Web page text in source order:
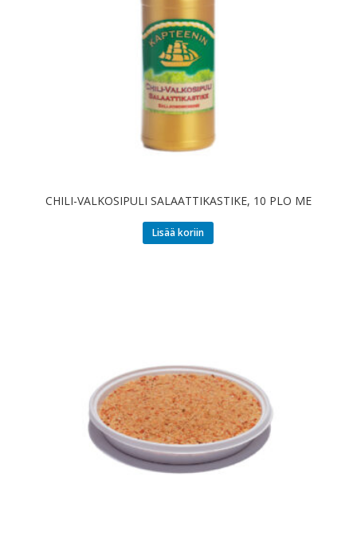
CHILI-VALKOSIPULI SALAATTIKASTIKE, 10 PLO ME
Lisää koriin